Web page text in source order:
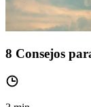
8 Consejos